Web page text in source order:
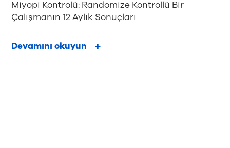
Miyopi Kontrolü: Randomize Kontrollü Bir
Çalışmanın 12 Aylık Sonuçları
Devamını okuyun